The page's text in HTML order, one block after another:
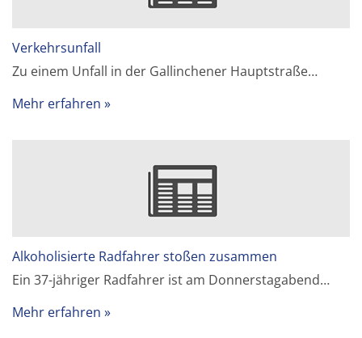
Verkehrsunfall
Zu einem Unfall in der Gallinchener Hauptstraße…
Mehr erfahren
Alkoholisierte Radfahrer stoßen zusammen
Ein 37-jähriger Radfahrer ist am Donnerstagabend…
Mehr erfahren